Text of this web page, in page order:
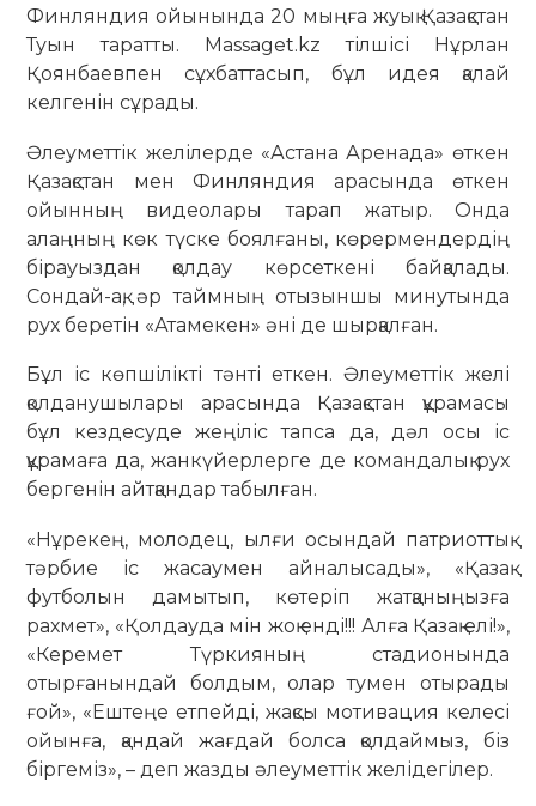
Финляндия ойынында 20 мыңға жуық Қазақстан
Туын таратты. Massaget.kz тілшісі Нұрлан
Қоянбаевпен сұхбаттасып, бұл идея қалай
келгенін сұрады.
Әлеуметтік желілерде «Астана Аренада» өткен
Қазақстан мен Финляндия арасында өткен
ойынның видеолары тарап жатыр. Онда
алаңның көк түске боялғаны, көрермендердің
бірауыздан қолдау көрсеткені байқалады.
Сондай-ақ, әр таймның отызыншы минутында
рух беретін «Атамекен» әні де шырқалған.
Бұл іс көпшілікті тәнті еткен. Әлеуметтік желі
қолданушылары арасында Қазақстан құрамасы
бұл кездесуде жеңіліс тапса да, дәл осы іс
құрамаға да, жанкүйерлерге де командалық рух
бергенін айтқандар табылған.
«Нұрекең, молодец, ылғи осындай патриоттық
тәрбие іс жасаумен айналысады», «Қазақ
футболын дамытып, көтеріп жатқаныңызға
рахмет», «Қолдауда мін жоқ енді!!! Алға Қазақ елі!»,
«Керемет Түркияның стадионында
отырғанындай болдым, олар тумен отырады
ғой», «Ештеңе етпейді, жақсы мотивация келесі
ойынға, қандай жағдай болса қолдаймыз, біз
біргеміз», – деп жазды әлеуметтік желідегілер.